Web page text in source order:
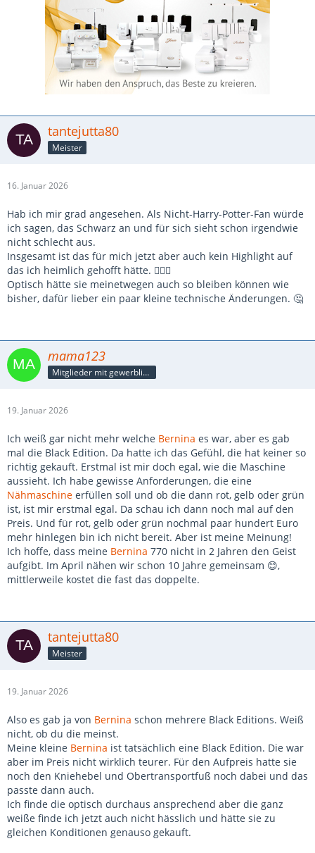
tantejutta80
Meister
16. Januar 2026
Hab ich mir grad angesehen. Als Nicht-Harry-Potter-Fan würde
ich sagen, das Schwarz an und für sich sieht schon irgendwie
nicht schlecht aus.
Insgesamt ist das für mich jetzt aber auch kein Highlight auf
das ich heimlich gehofft hätte. 🤷🏼‍♀️
Optisch hätte sie meinetwegen auch so bleiben können wie
bisher, dafür lieber ein paar kleine technische Änderungen. 🤔
mama123
Mitglieder mit gewerblicher Verbindung, auch als Mitarbeiter/in
19. Januar 2026
Ich weiß gar nicht mehr welche Bernina es war, aber es gab
mal die Black Edition. Da hatte ich das Gefühl, die hat keiner so
richtig gekauft. Erstmal ist mir doch egal, wie die Maschine
aussieht. Ich habe gewisse Anforderungen, die eine
Nähmaschine erfüllen soll und ob die dann rot, gelb oder grün
ist, ist mir erstmal egal. Da schau ich dann noch mal auf den
Preis. Und für rot, gelb oder grün nochmal paar hundert Euro
mehr hinlegen bin ich nicht bereit. Aber ist meine Meinung!
Ich hoffe, dass meine Bernina 770 nicht in 2 Jahren den Geist
aufgibt. Im April nähen wir schon 10 Jahre gemeinsam 😊,
mittlerweile kostet die fast das doppelte.
tantejutta80
Meister
19. Januar 2026
Also es gab ja von Bernina schon mehrere Black Editions. Weiß
nicht, ob du die meinst.
Meine kleine Bernina ist tatsächlich eine Black Edition. Die war
aber im Preis nicht wirklich teurer. Für den Aufpreis hatte sie
noch den Kniehebel und Obertransportfuß noch dabei und das
passte dann auch.
Ich finde die optisch durchaus ansprechend aber die ganz
weiße finde ich jetzt auch nicht hässlich und hätte sie zu
gleichen Konditionen genauso gekauft.